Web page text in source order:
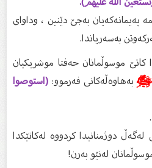
بەجێ دێنین ، وداوای
بەسەریاندا.
موسوڵمانان حەفتا موشریکیان
بەهاوەڵەکانی فەرموو:(استوصوا
دوژمنانیدا کردووە لەکاتێکدا
لەنێو بەرن!